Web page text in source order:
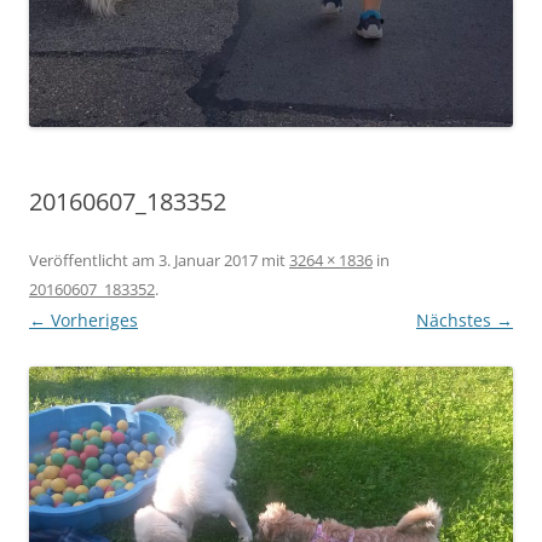
20160607_183352
Veröffentlicht am 3. Januar 2017 mit3264 × 1836 in
20160607_183352.
← Vorheriges Nächstes →